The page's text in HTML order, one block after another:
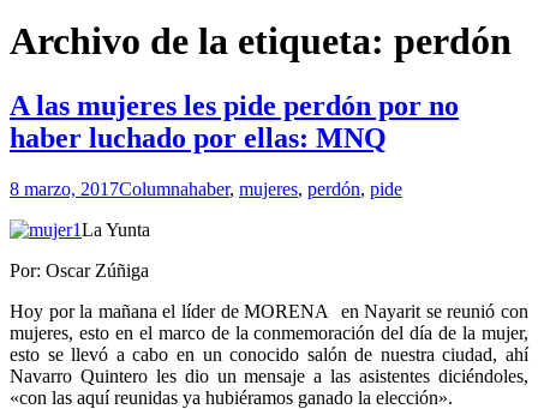
Archivo de la etiqueta: perdón
A las mujeres les pide perdón por no
haber luchado por ellas: MNQ
8 marzo, 2017Columnahaber, mujeres, perdón, pide
La Yunta
Por: Oscar Zúñiga
Hoy por la mañana el líder de MORENA en Nayarit se reunió con
mujeres, esto en el marco de la conmemoración del día de la mujer,
esto se llevó a cabo en un conocido salón de nuestra ciudad, ahí
Navarro Quintero les dio un mensaje a las asistentes diciéndoles,
«con las aquí reunidas ya hubiéramos ganado la elección».